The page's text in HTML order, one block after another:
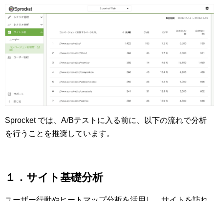
Sprocket では、A/Bテストに入る前に、以下の流れで分析
を行うことを推奨しています。
１．サイト基礎分析